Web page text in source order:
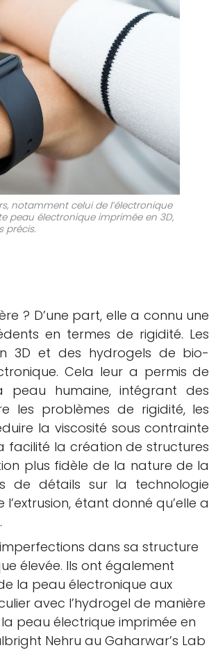
notamment celui de l’électronique
peau électronique imprimée en 3D,
précis.
? D’une part, elle a connu une
en termes de rigidité. Les
3D et des hydrogels de bio-
Cela leur a permis de
humaine, intégrant des
les problèmes de rigidité, les
la viscosité sous contrainte
facilité la création de structures
plus fidèle de la nature de la
de détails sur la technologie
l’extrusion, étant donné qu’elle a
dans sa structure
élevée. Ils ont également
la peau électronique aux
avec l’hydrogel de manière
peau électrique imprimée en
Nehru au Gaharwar’s Lab